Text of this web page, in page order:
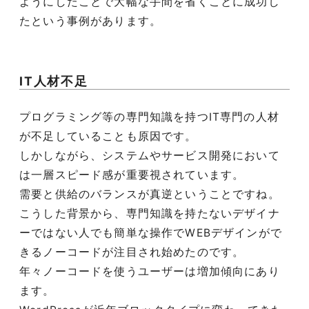
たという事例があります。
IT人材不足
プログラミング等の専門知識を持つIT専門の人材
が不足していることも原因です。
しかしながら、システムやサービス開発において
は一層スピード感が重要視されています。
需要と供給のバランスが真逆ということですね。
こうした背景から、専門知識を持たないデザイナ
ーではない人でも簡単な操作でWEBデザインがで
きるノーコードが注目され始めたのです。
年々ノーコードを使うユーザーは増加傾向にあり
ます。